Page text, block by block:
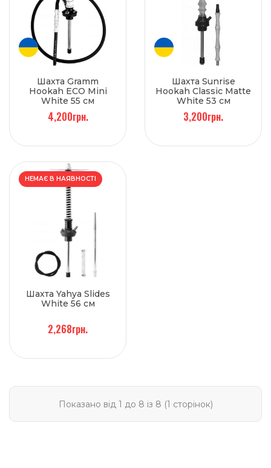
Шахта Gramm
Hookah ECO Mini
White 55 см
4,200грн.
Шахта Sunrise
Hookah Classic Matte
White 53 см
3,200грн.
НЕМАЄ В НАЯВНОСТІ
Шахта Yahya Slides
White 56 см
2,268грн.
Показано від 1 до 8 із 8 (1 сторінок)